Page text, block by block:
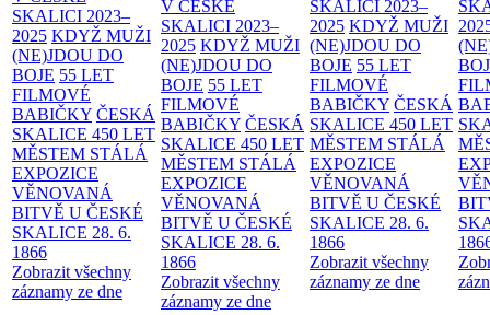
SKALICI 2023–
2025 KDYŽ MUŽI
(NE)JDOU DO
BOJE 55 LET
FILMOVÉ
BABIČKY ČESKÁ
SKALICE 450 LET
MĚSTEM STÁLÁ
EXPOZICE
VĚNOVANÁ
BITVĚ U ČESKÉ
SKALICE 28. 6.
1866
Zobrazit všechny
záznamy ze dne
V ČESKÉ
SKALICI 2023–
2025 KDYŽ MUŽI
(NE)JDOU DO
BOJE 55 LET
FILMOVÉ
BABIČKY ČESKÁ
SKALICE 450 LET
MĚSTEM STÁLÁ
EXPOZICE
VĚNOVANÁ
BITVĚ U ČESKÉ
SKALICE 28. 6.
1866
Zobrazit všechny
záznamy ze dne
SKALICI 2023–
2025 KDYŽ MUŽI
(NE)JDOU DO
BOJE 55 LET
FILMOVÉ
BABIČKY ČESKÁ
SKALICE 450 LET
MĚSTEM STÁLÁ
EXPOZICE
VĚNOVANÁ
BITVĚ U ČESKÉ
SKALICE 28. 6.
1866
Zobrazit všechny
záznamy ze dne